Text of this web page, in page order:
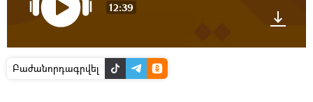
12:39
Բաժանորդագրվել